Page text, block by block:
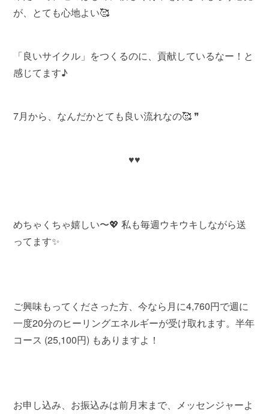
が、とても心地よい🥰
「良いサイクル」をつくるのに、貢献しているなー！と
感じてます♪
7月から、なんだかとても良い流れなの🥰 ❞
♥️♥️
めちゃくちゃ嬉しい〜💖 私も毎週ウキウキしながら送
ってます✨
ご興味もってくださった方、今なら月に4,760円で週に
一度20分のヒーリングエネルギーが受け取れます。半年
コース (25,100円) もありますよ！
お申し込み、お振込みは前月末まで、メッセンジャーよ